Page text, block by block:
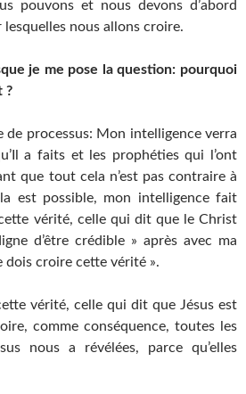
pouvons et nous devons d’abord
nous allons croire.
je me pose la question: pourquoi
?
de processus: Mon intelligence verra
a faits et les prophéties qui l’ont
que tout cela n’est pas contraire à
est possible, mon intelligence fait
vérité, celle qui dit que le Christ
d’être crédible » après avec ma
dois croire cette vérité ».
vérité, celle qui dit que Jésus est
comme conséquence, toutes les
nous a révélées, parce qu’elles